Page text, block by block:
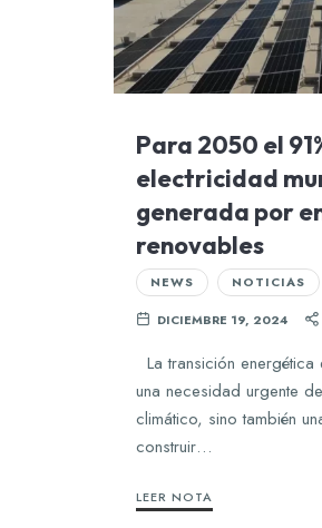
Para 2050 el
electricidad
generada por
renovables
NEWS NOTICIAS
DICIEMBRE 19, 2024
La transición
una necesidad urgente
climático, sino también
construir…
LEER NOTA